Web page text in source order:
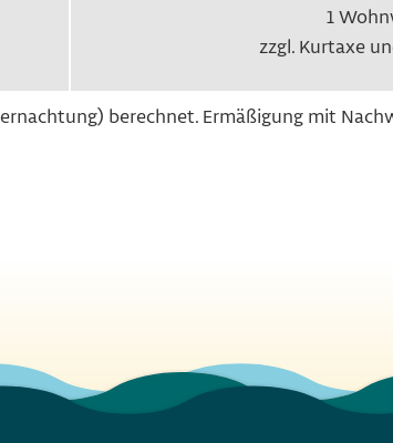
1
zzgl. Kurtaxe
berechnet. Ermäßigung mit